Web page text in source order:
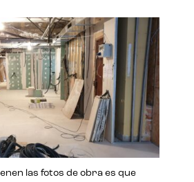
las fotos de obra es que